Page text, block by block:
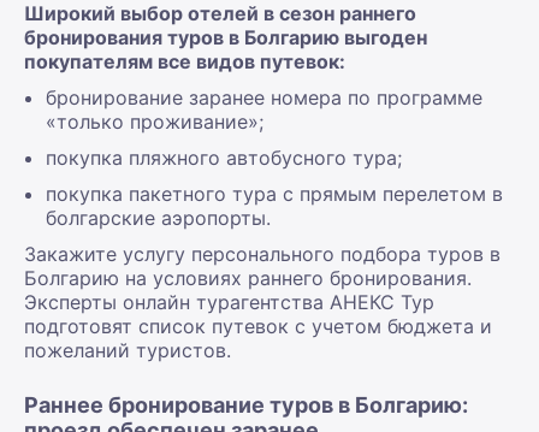
Широкий выбор отелей в сезон раннего
бронирования туров в Болгарию выгоден
покупателям все видов путевок:
бронирование заранее номера по программе
«только проживание»;
покупка пляжного автобусного тура;
покупка пакетного тура с прямым перелетом в
болгарские аэропорты.
Закажите услугу персонального подбора туров в
Болгарию на условиях раннего бронирования.
Эксперты онлайн турагентства АНЕКС Тур
подготовят список путевок с учетом бюджета и
пожеланий туристов.
Раннее бронирование туров в Болгарию: